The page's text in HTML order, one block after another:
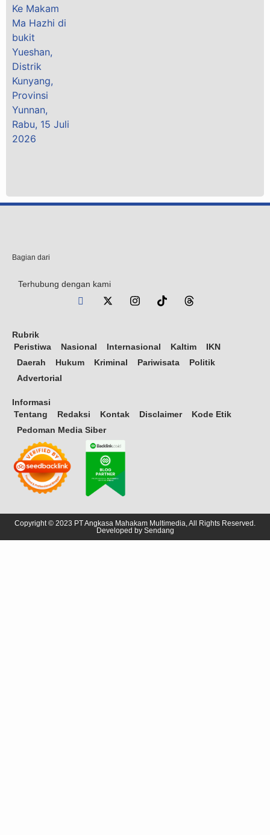
Bagian dari
Terhubung dengan kami
Rubrik
Peristiwa
Nasional Internasional Kaltim
IKN
Daerah
Hukum Kriminal Pariwisata
Politik
Advertorial
Informasi
Tentang
Redaksi Kontak Disclaimer
Kode Etik
Pedoman Media Siber
Copyright © 2023 PT Angkasa Mahakam Multimedia, All Rights Reserved.
Developed by Sendang